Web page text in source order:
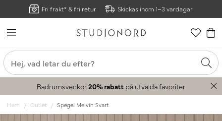
Fri frakt* & fri retur Skickas inom 1–3 vardagar
Badrumsveckor20% rabatt på utvalda favoriter
Hem Outlet Spegel Melvin Svart